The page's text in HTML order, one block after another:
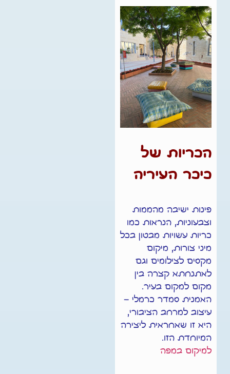
הכריות של
כיכר העיריה
פינות ישיבה מהממות
וצבעוניות, הנראות כמו
כריות עשויות מבטון בכל
מיני צורות, מיקום
מקסים לצילומים וגם
לאתנחתא קצרה בין
מקום למקום בעיר.
האמנית סמדר כרמלי –
עיצוב למרחב הציבורי,
היא זו שאחראית ליצירה
המיוחדת הזו.
למיקום במפה